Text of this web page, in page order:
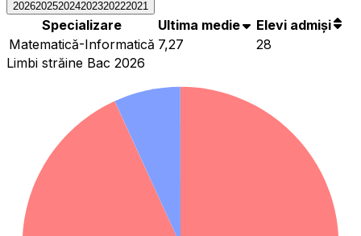
202620252024202320222021
Specializare Ultima medie
Elevi admiși
Matematică-Informatică 7,27
28
Limbi străine Bac 2026